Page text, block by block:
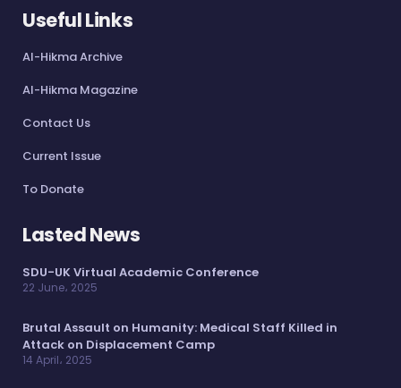
Useful Links
Al-Hikma Archive
Al-Hikma Magazine
Contact Us
Current Issue
To Donate
Lasted News
SDU-UK Virtual Academic Conference
22 June، 2025
Brutal Assault on Humanity: Medical Staff Killed in
Attack on Displacement Camp
14 April، 2025